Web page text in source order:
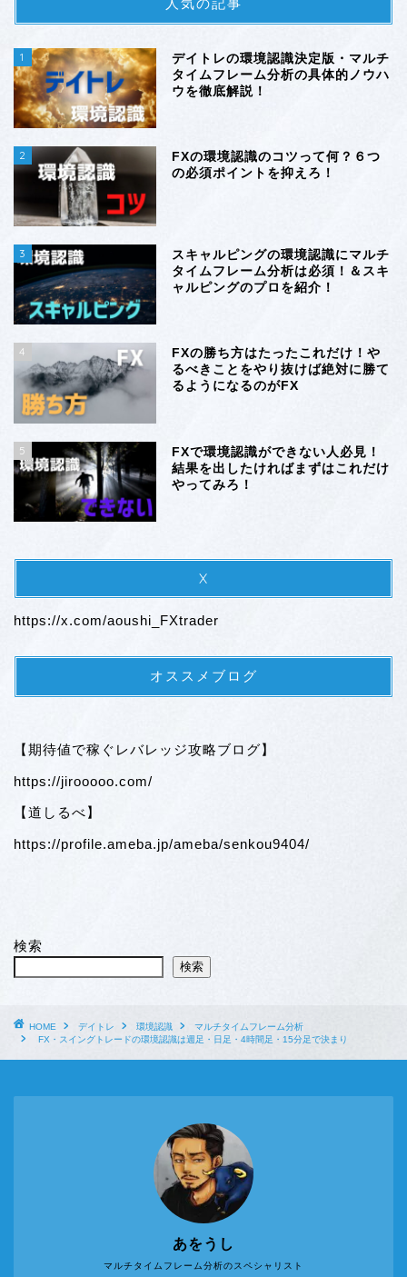
1
デイトレの環境認識決定版・マルチ
タイムフレーム分析の具体的ノウハ
ウを徹底解説！
2
FXの環境認識のコツって何？６つ
の必須ポイントを抑えろ！
3
スキャルピングの環境認識にマルチ
タイムフレーム分析は必須！＆スキ
ャルピングのプロを紹介！
4
FXの勝ち方はたったこれだけ！や
るべきことをやり抜けば絶対に勝て
るようになるのがFX
5
FXで環境認識ができない人必見！
結果を出したければまずはこれだけ
やってみろ！
X
https://x.com/aoushi_FXtrader
オススメブログ
【期待値で稼ぐレバレッジ攻略ブログ】
https://jirooooo.com/
【道しるべ】
https://profile.ameba.jp/ameba/senkou9404/
検索
検索
HOME デイトレ 環境認識
マルチタイムフレーム分析
FX・スイングトレードの環境認識は週足・日足・4時間足・15分足で決まり
マルチタイムフレーム分析のスペシャリスト
あをうし